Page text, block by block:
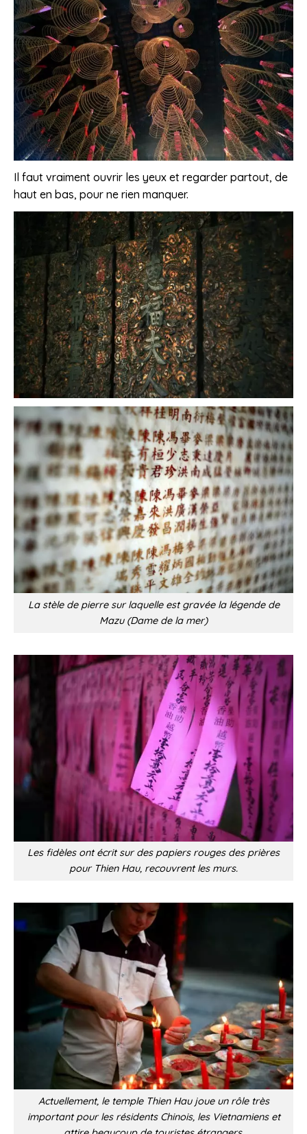
Il faut vraiment ouvrir les yeux et regarder partout, de
haut en bas, pour ne rien manquer.
La stèle de pierre sur laquelle est gravée la légende de
Mazu (Dame de la mer)
Les fidèles ont écrit sur des papiers rouges des prières
pour Thien Hau, recouvrent les murs.
Actuellement, le temple Thien Hau joue un rôle très
important pour les résidents Chinois, les Vietnamiens et